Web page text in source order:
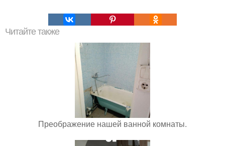
Читайте также
Преображение нашей ванной комнаты.